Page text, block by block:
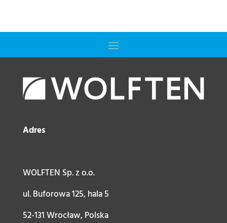
Adres
WOLFTEN Sp. z o.o.
ul. Buforowa 125, hala 5
52-131 Wrocław, Polska